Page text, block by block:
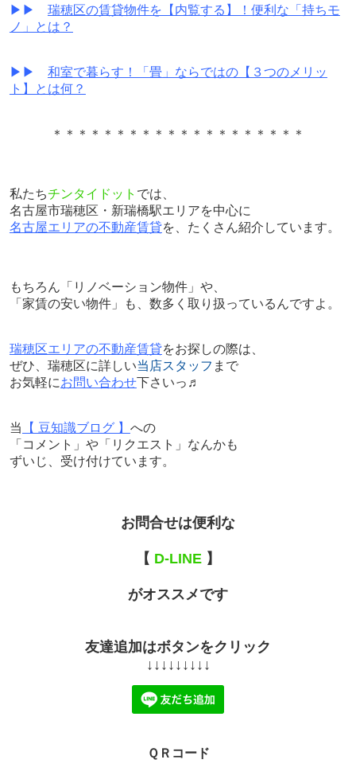
▶▶ 瑞穂区の賃貸物件を【内覧する】！便利な「持ちモ
ノ」とは？
▶▶ 和室で暮らす！「畳」ならではの【３つのメリッ
ト】とは何？
＊＊＊＊＊＊＊＊＊＊＊＊＊＊＊＊＊＊＊＊
私たちチンタイドット では、
名古屋市瑞穂区・新瑞橋駅エリアを中心に
名古屋エリアの不動産賃貸を、たくさん紹介しています。
もちろん「リノベーション物件」や、
「家賃の安い物件」も、 数多く取り扱っているんですよ。
瑞穂区エリアの不動産賃貸をお探しの際は、
ぜひ、瑞穂区に詳しい当店スタッフ まで
お気軽にお問い合わせ下さいっ♬
当 【 豆知識ブログ 】 への
「コメント」や「リクエスト」なんかも
ずいじ、受け付けています。
お問合せは便利な
【 D-LINE 】
がオススメです
友達追加はボタンをクリック
↓↓↓↓↓↓↓↓↓
ＱＲコード